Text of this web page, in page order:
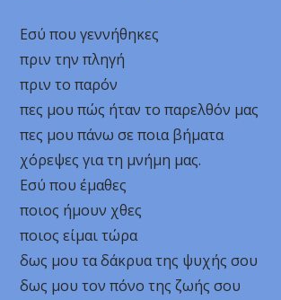
Εσύ που γεννήθηκες
πριν την πληγή
πριν το παρόν
πες μου πώς ήταν το παρελθόν μας
πες μου πάνω σε ποια βήματα
χόρεψες για τη μνήμη μας.
Εσύ που έμαθες
ποιος ήμουν χθες
ποιος είμαι τώρα
δως μου τα δάκρυα της ψυχής σου
δως μου τον πόνο της ζωής σου